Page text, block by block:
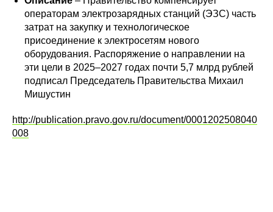
операторам электрозарядных станций (ЭЗС) часть
затрат на закупку и технологическое
присоединение к электросетям нового
оборудования. Распоряжение о направлении на
эти цели в 2025–2027 годах почти 5,7 млрд рублей
подписал Председатель Правительства Михаил
Мишустин
http://publication.pravo.gov.ru/document/0001202508040
008